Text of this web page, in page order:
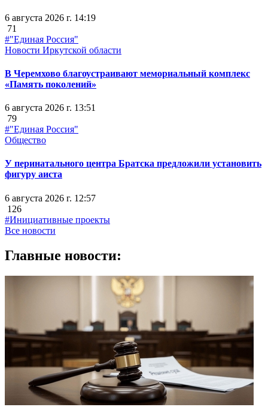
6 августа 2026 г. 14:19
71
#"Единая Россия"
Новости Иркутской области
В Черемхово благоустраивают мемориальный комплекс
«Память поколений»
6 августа 2026 г. 13:51
79
#"Единая Россия"
Общество
У перинатального центра Братска предложили установить
фигуру аиста
6 августа 2026 г. 12:57
126
#Инициативные проекты
Все новости
Главные новости: